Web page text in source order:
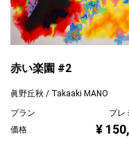
赤い楽園 #2
眞野丘秋 / Takaaki MANO
プラン
プレ
価格
¥